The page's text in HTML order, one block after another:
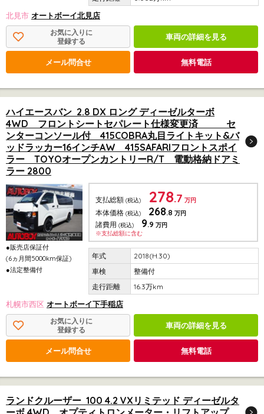
北見市 オートボーイ北見店
お気に入りに
登録する
車両の詳細を見る
メール問合せ 無料電話
ハイエースバン 2.8 DX ロング ディーゼルターボ
4WD フロントシートセパレート仕様変更済 セ
ンターコンソール付 415COBRA丸目ライトキット&バ
ッドラッカー16インチAW 415SAFARIフロントスポイ
ラー TOYOオープンカントリーR/T 電動格納ドアミ
ラー 2800
●販売店保証付
(6ヵ月間5000km保証)
●法定整備付
支払総額 (税込) 278.7 万円
本体価格 (税込) 268.8 万円
諸費用 (税込) 9.9 万円
※支払総額に含む
2018(H.30)
整備付
16.3万km
札幌市西区 オートボーイ下手稲店
お気に入りに
登録する
車両の詳細を見る
メール問合せ 無料電話
ランドクルーザー 100 4.2 VXリミテッド ディーゼルタ